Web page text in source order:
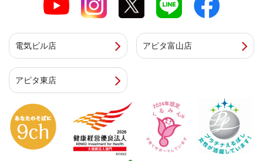
電気ビル店 アピタ富山店
アピタ東店